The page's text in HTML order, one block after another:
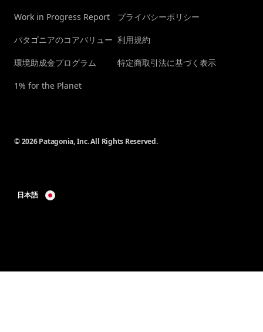
Work in Progress Report
パタゴニアのコアバリュー
環境助成金プログラム
1% for the Planet
プライバシーポリシー
利用規約
特定商取引法に基づく表示
© 2026 Patagonia, Inc. All Rights Reserved.
日本語